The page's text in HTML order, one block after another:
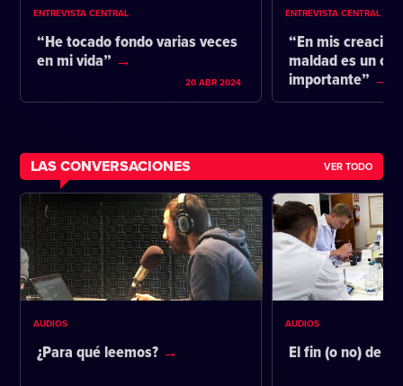
ENTREVISTA CENTRAL
“He tocado fondo varias veces
en mi vida”
20 ABR 2024
ENTREVISTA CENTRAL
“En mis
maldad es un
importante”
LAS CONVERSACIONES VER TODO
AUDIOS
¿Para qué leemos?
AUDIOS
El fin (o no) de